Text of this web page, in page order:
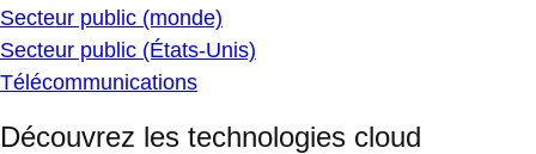
Secteur public (monde)
Secteur public (États-Unis)
Télécommunications
Découvrez les technologies cloud